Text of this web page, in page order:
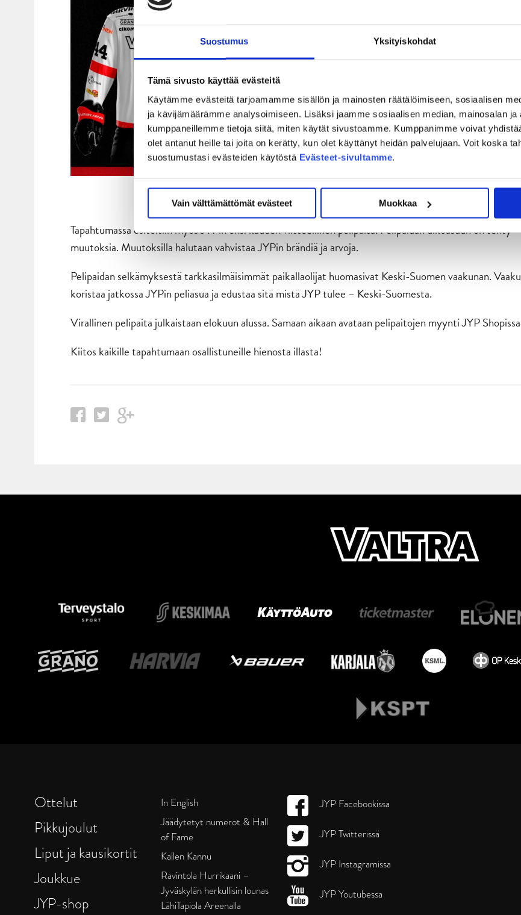
Suostumus Yksityiskohdat
Tämä sivusto käyttää evästeitä
Käytämme evästeitä tarjoamamme sisällön ja mainosten räätälöimiseen, sosiaalisen
ja kävijämäärämme analysoimiseen. Lisäksi jaamme sosiaalisen median, mainosalan ja
kumppaneillemme tietoja siitä, miten käytät sivustoamme. Kumppanimme voivat
olet antanut heille tai joita on kerätty, kun olet käyttänyt heidän palvelujaan. Voit koska
suostumustasi evästeiden käytöstä Evästeet-sivultamme.
Vain välttämättömät evästeet Muokkaa
Tapahtumassa esiteltiin myös JYPin ensi kauden viitteellinen pelipaita. Pelipaidan ulkoasuun on tehty
muutoksia. Muutoksilla halutaan vahvistaa JYPin brändiä ja arvoja.
Pelipaidan selkämyksestä tarkkasilmäisimmät paikallaolijat huomasivat Keski-Suomen vaakunan.
koristaa jatkossa JYPin peliasua ja edustaa sitä mistä JYP tulee – Keski-Suomesta.
Virallinen pelipaita julkaistaan elokuun alussa. Samaan aikaan avataan pelipaitojen myynti JYP
Kiitos kaikille tapahtumaan osallistuneille hienosta illasta!
Ottelut
Pikkujoulut
Liput ja kausikortit
Joukkue
JYP-shop
In English
Jäädytetyt numerot & Hall
of Fame
Kallen Kannu
Ravintola Hurrikaani –
Jyväskylän herkullisin lounas
LähiTapiola Areenalla
JYP Facebookissa
JYP Twitterissä
JYP Instagramissa
JYP Youtubessa